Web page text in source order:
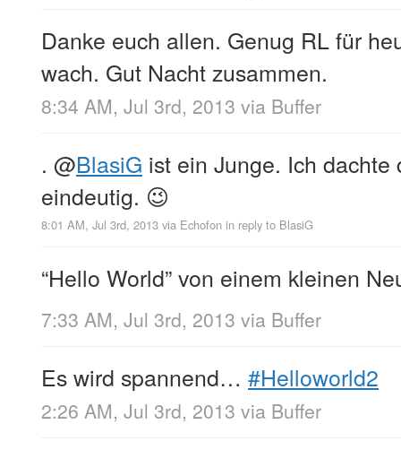
Danke euch allen. Genug RL für
wach. Gut Nacht zusammen.
8:34 AM, Jul 3rd, 2013 via Buffer
. @BlasiG ist ein Junge. Ich dachte
eindeutig. 😉
8:01 AM, Jul 3rd, 2013 via Echofon in reply to BlasiG
“Hello World” von einem kleinen
7:33 AM, Jul 3rd, 2013 via Buffer
Es wird spannend… #Helloworld2
2:26 AM, Jul 3rd, 2013 via Buffer